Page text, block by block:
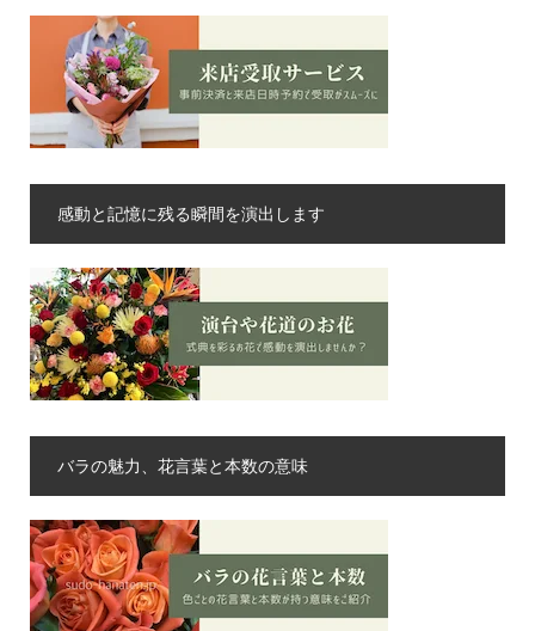
感動と記憶に残る瞬間を演出します
バラの魅力、花言葉と本数の意味